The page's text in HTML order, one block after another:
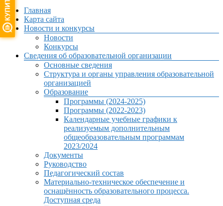
МенюГлавная
Карта сайта
Новости и конкурсы
Новости
Конкурсы
Сведения об образовательной организации
Основные сведения
Структура и органы управления образовательной
организацией
Образование
Программы (2024-2025)
Программы (2022-2023)
Календарные учебные графики к
реализуемым дополнительным
общеобразовательным программам
2023/2024
Документы
Руководство
Педагогический состав
Материально-техническое обеспечение и
оснащённость образовательного процесса.
Доступная среда